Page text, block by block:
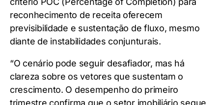
reconhecimento de receita oferecem
previsibilidade e sustentação de fluxo, mesmo
diante de instabilidades conjunturais.
“O cenário pode seguir desafiador, mas há
clareza sobre os vetores que sustentam o
crescimento. O desempenho do primeiro
trimestre confirma que o setor imobiliário segue